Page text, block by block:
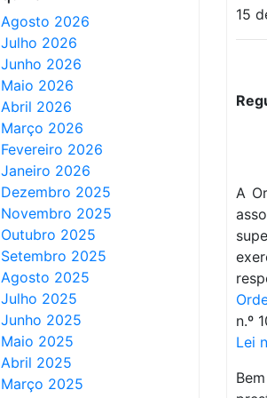
Agosto 2026
Julho 2026
Junho 2026
Maio 2026
Abril 2026
Março 2026
Fevereiro 2026
Janeiro 2026
Dezembro 2025
Novembro 2025
Outubro 2025
Setembro 2025
Agosto 2025
Julho 2025
Junho 2025
Maio 2025
Abril 2025
Março 2025
15
A
n.º
Lei